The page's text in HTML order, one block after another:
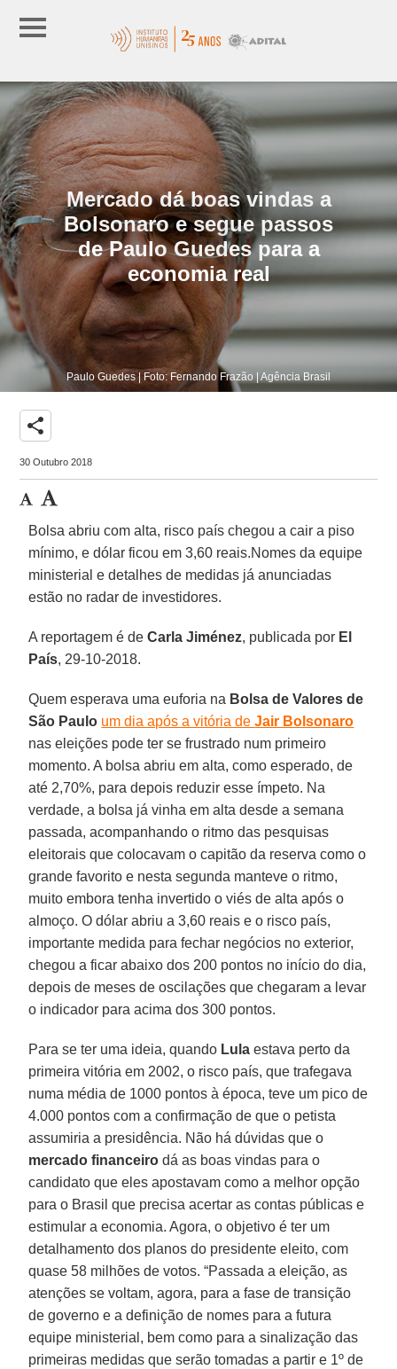
Mercado dá boas vindas a
Bolsonaro e segue passos
de Paulo Guedes para a
economia real
Paulo Guedes | Foto: Fernando Frazão | Agência Brasil
share
30 Outubro 2018
Bolsa abriu com alta, risco país chegou a cair a piso
mínimo, e dólar ficou em 3,60 reais.Nomes da equipe
ministerial e detalhes de medidas já anunciadas
estão no radar de investidores.
A reportagem é deCarla Jiménez, publicada por El
País, 29-10-2018.
Quem esperava uma euforia na Bolsa de Valores de
São Paulo um dia após a vitória deJair Bolsonaro
nas eleições pode ter se frustrado num primeiro
momento. A bolsa abriu em alta, como esperado, de
até 2,70%, para depois reduzir esse ímpeto. Na
verdade, a bolsa já vinha em alta desde a semana
passada, acompanhando o ritmo das pesquisas
eleitorais que colocavam o capitão da reserva como o
grande favorito e nesta segunda manteve o ritmo,
muito embora tenha invertido o viés de alta após o
almoço. O dólar abriu a 3,60 reais e o risco país,
importante medida para fechar negócios no exterior,
chegou a ficar abaixo dos 200 pontos no início do dia,
depois de meses de oscilações que chegaram a levar
o indicador para acima dos 300 pontos.
Para se ter uma ideia, quando Lula estava perto da
primeira vitória em 2002, o risco país, que trafegava
numa média de 1000 pontos à época, teve um pico de
4.000 pontos com a confirmação de que o petista
assumiria a presidência. Não há dúvidas que o
mercado financeiro dá as boas vindas para o
candidato que eles apostavam como a melhor opção
para o Brasil que precisa acertar as contas públicas e
estimular a economia. Agora, o objetivo é ter um
detalhamento dos planos do presidente eleito, com
quase 58 milhões de votos. “Passada a eleição, as
atenções se voltam, agora, para a fase de transição
de governo e a definição de nomes para a futura
equipe ministerial, bem como para a sinalização das
primeiras medidas que serão tomadas a partir e 1º de